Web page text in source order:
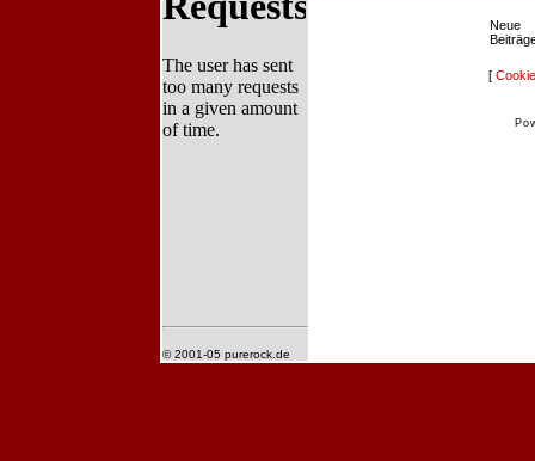
© 2001-05 purerock.de
Neue
[